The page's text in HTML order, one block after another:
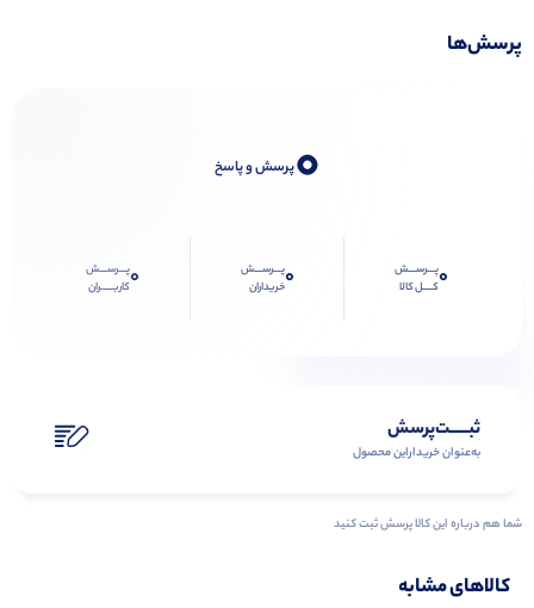
پرسش‌ها
0پرسش و پاسخ
0پـــرســـش
کــــل کالا
0پـــرســـش
خریداران
0پـــرســـش
کاربـــــران
ثبـــــت‌پرسش
به‌عنوان ‌خریدار‌این‌ محصول
شما هم درباره این کالا پرسش ثبت کنید
کالاهای مشابه